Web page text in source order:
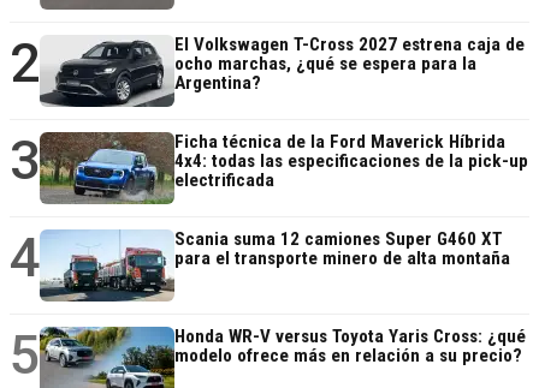
2
El Volkswagen T-Cross 2027 estrena caja de
ocho marchas, ¿qué se espera para la
Argentina?
3
Ficha técnica de la Ford Maverick Híbrida
4x4: todas las especificaciones de la pick-up
electrificada
4
Scania suma 12 camiones Super G460 XT
para el transporte minero de alta montaña
5
Honda WR-V versus Toyota Yaris Cross: ¿qué
modelo ofrece más en relación a su precio?